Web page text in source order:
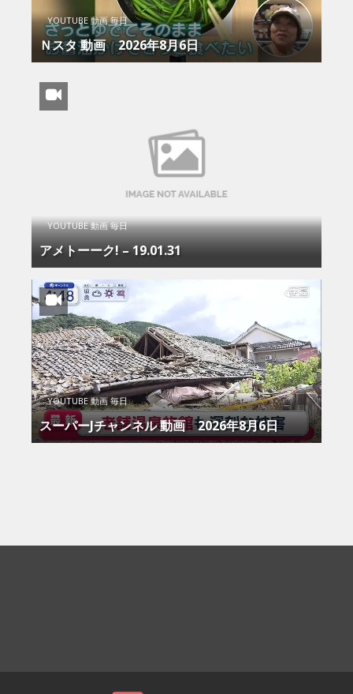
YOUTUBE 動画 毎日
Ｎスタ 動画 2026年8月6日
YOUTUBE 動画 毎日
アメトーーク! – 19.01.31
YOUTUBE 動画 毎日
スーパーJチャンネル 動画 2026年8月6日